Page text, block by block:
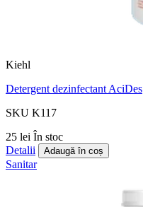
Kiehl
Detergent dezinfectant AciDes
SKU K117
25 lei În stoc
Detalii
Adaugă în coș
Sanitar